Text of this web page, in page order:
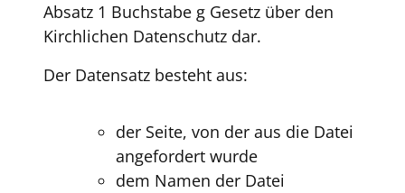
Absatz 1 Buchstabe g Gesetz über den
Kirchlichen Datenschutz dar.
Der Datensatz besteht aus:
der Seite, von der aus die Datei
angefordert wurde
dem Namen der Datei